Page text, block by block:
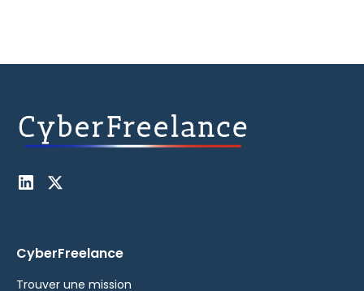
CyberFreelance
Trouver une mission